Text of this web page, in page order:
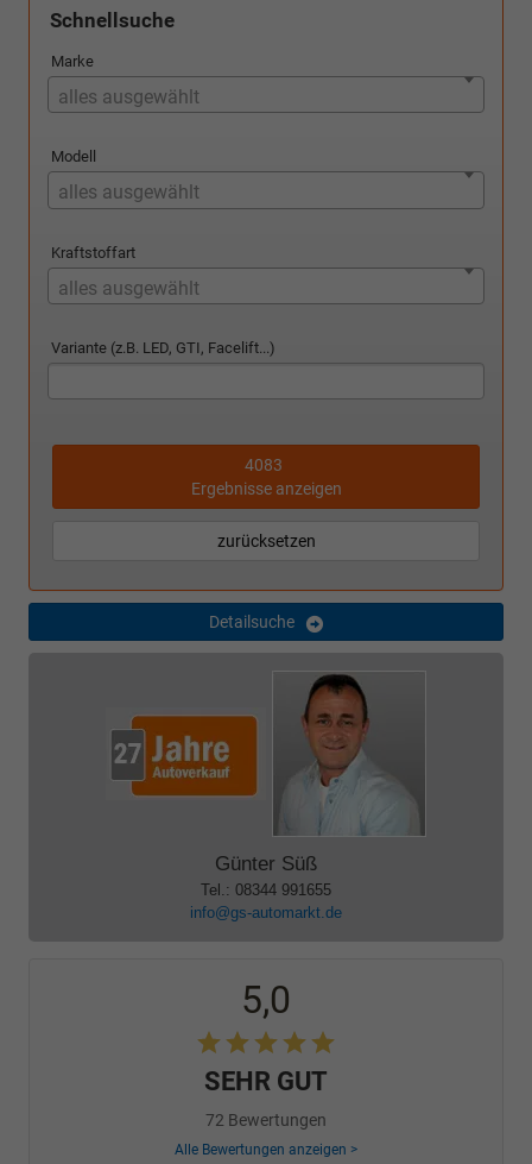
Schnellsuche
Marke
alles ausgewählt
Modell
alles ausgewählt
Kraftstoffart
alles ausgewählt
Variante (z.B. LED, GTI, Facelift...)
4083
Ergebnisse anzeigen
zurücksetzen
Detailsuche
Günter Süß
Tel.: 08344 991655
info@gs-automarkt.de
5,0
SEHR GUT
72 Bewertungen
Alle Bewertungen anzeigen >